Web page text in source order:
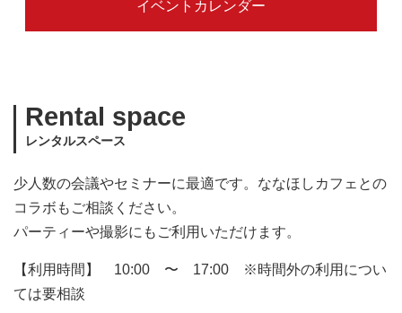
イベントカレンダー
Rental space
レンタルスペース
少人数の会議やセミナーに最適です。ななほしカフェとの
コラボもご相談ください。
パーティーや撮影にもご利用いただけます。
【利用時間】 10:00 〜 17:00 ※時間外の利用につい
ては要相談